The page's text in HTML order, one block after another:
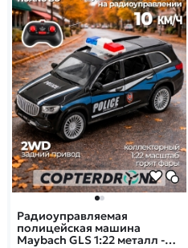
Радиоуправляемая
полицейская машина
Maybach GLS 1:22 металл -